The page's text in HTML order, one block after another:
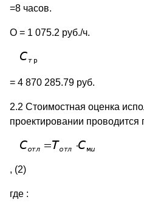
=8 часов.
О = 1 075.2 руб./ч.
= 4 870 285.79 руб.
2.2 Стоимостная оценка
проектировании
, (2)
где :